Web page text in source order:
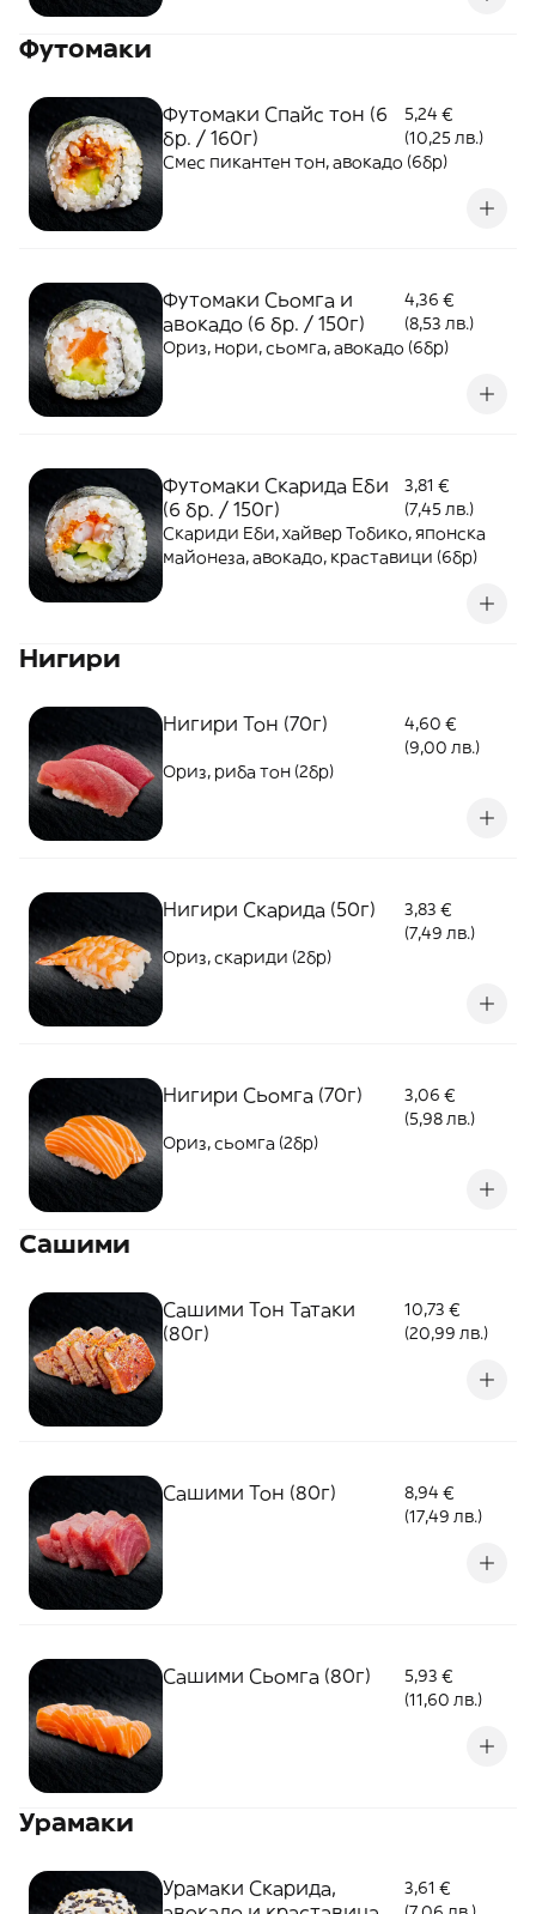
Футомаки
Футомаки Спайс тон (6
бр. / 160г)
5,24 €
(10,25 лв.)
Смес пикантен тон, авокадо (6бр)
Футомаки Сьомга и
авокадо (6 бр. / 150г)
4,36 €
(8,53 лв.)
Ориз, нори, сьомга, авокадо (6бр)
Футомаки Скарида Еби
(6 бр. / 150г)
3,81 €
(7,45 лв.)
Скариди Еби, хайвер Тобико, японска
майонеза, авокадо, краставици (6бр)
Нигири
Нигири Тон (70г)
4,60 €
(9,00 лв.)
Ориз, риба тон (2бр)
Нигири Скарида (50г)
3,83 €
(7,49 лв.)
Ориз, скариди (2бр)
Нигири Сьомга (70г)
3,06 €
(5,98 лв.)
Ориз, сьомга (2бр)
Сашими
Сашими Тон Татаки
(80г)
10,73 €
(20,99 лв.)
Сашими Тон (80г)
8,94 €
(17,49 лв.)
Сашими Сьомга (80г)
5,93 €
(11,60 лв.)
Урамаки
Урамаки Скарида,
3,61 €